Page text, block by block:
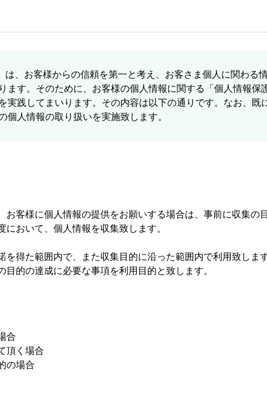
、お客様からの信頼を第一と考え、お客さま個人に関わる
ます。そのために、お客様の個人情報に関する「個人情報保
実践してまいります。その内容は以下の通りです。なお、既
人情報の取り扱いを実施致します。
客様に個人情報の提供をお願いする場合は、事前に収集の
おいて、個人情報を収集致します。
得た範囲内で、また収集目的に沿った範囲内で利用致しま
的の達成に必要な事項を利用目的と致します。
合
頂く場合
の場合